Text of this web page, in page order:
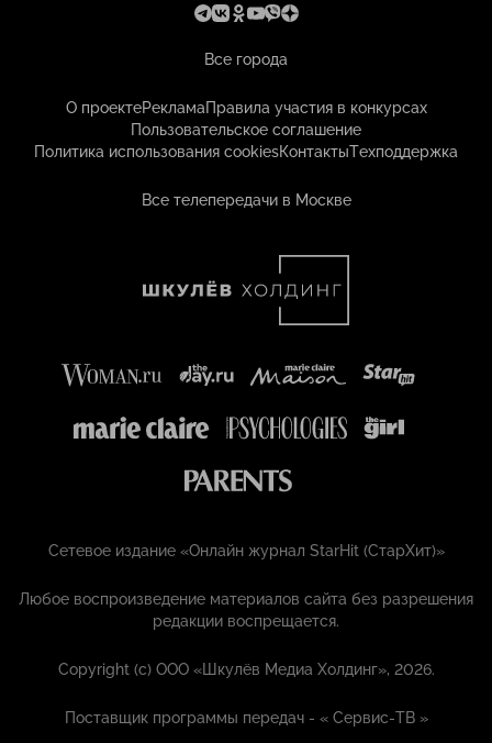
Все города
О проектеРекламаПравила участия в конкурсах
Пользовательское соглашение
Политика использования cookiesКонтактыТехподдержка
Все телепередачи в Москве
Сетевое издание «Онлайн журнал StarHit (СтарХит)»
Любое воспроизведение материалов сайта без разрешения
редакции воспрещается.
Copyright (с) ООО «Шкулёв Медиа Холдинг», 2026.
Поставщик программы передач - «Сервис-ТВ »